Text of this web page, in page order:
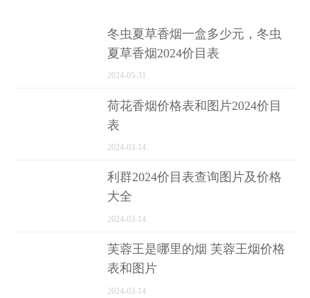
冬虫夏草香烟一盒多少元，冬虫
夏草香烟2024价目表
2024-05-31
荷花香烟价格表和图片2024价目
表
2024-03-14
利群2024价目表查询图片及价格
大全
2024-03-14
芙蓉王是哪里的烟 芙蓉王烟价格
表和图片
2024-03-14